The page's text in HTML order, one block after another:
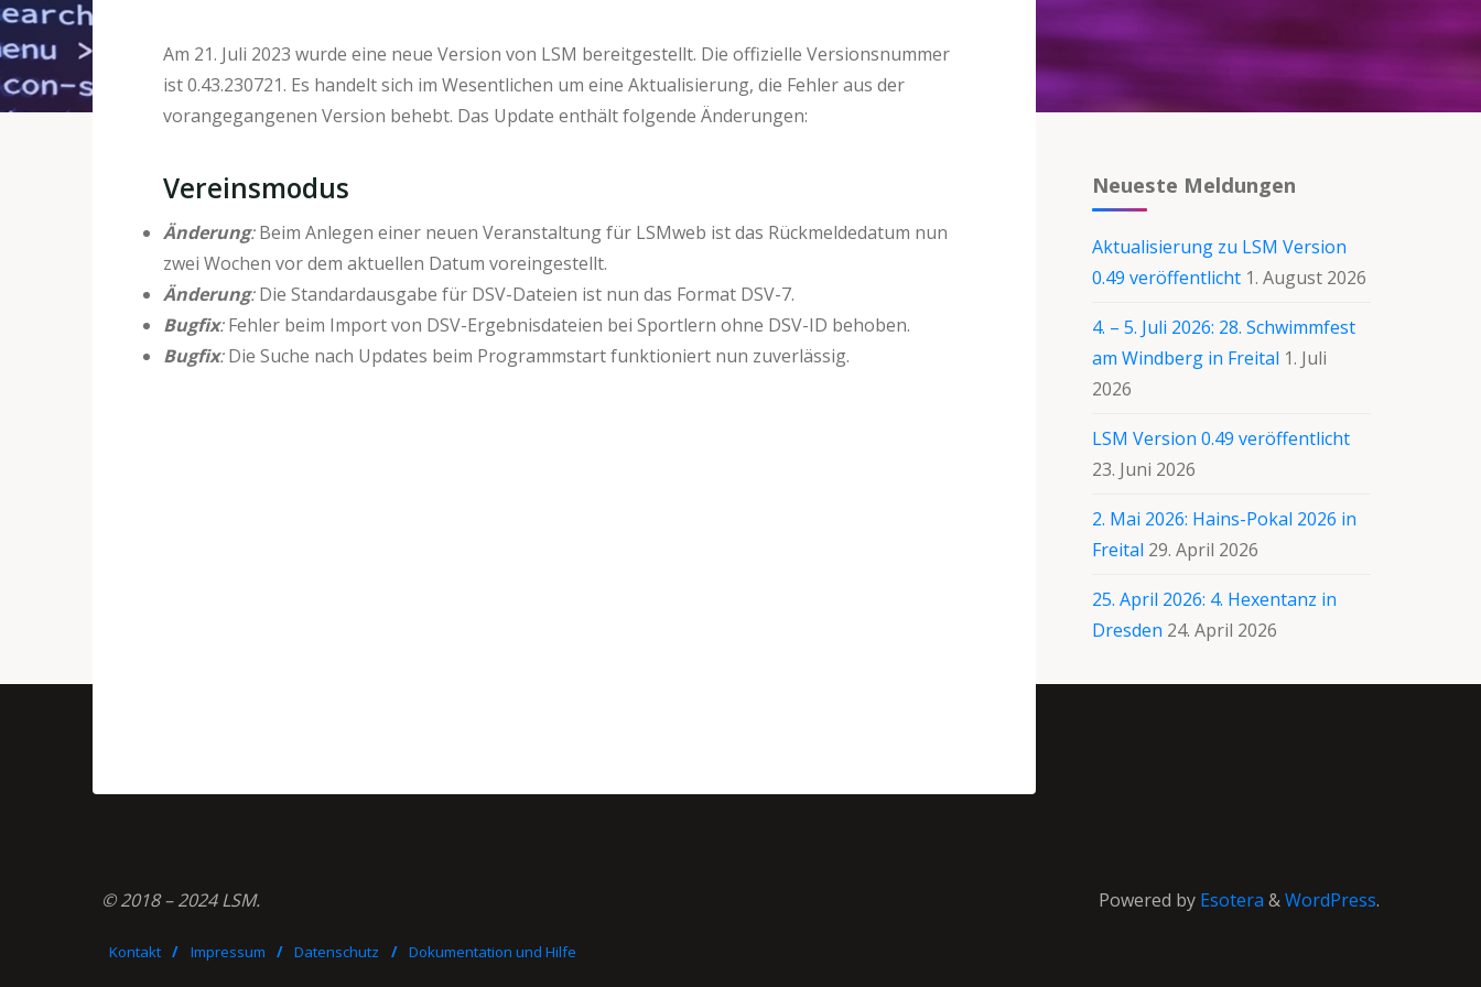
Am 21. Juli 2023 wurde eine neue Version von LSM bereitgestellt. Die offizielle Versionsnummer
ist 0.43.230721. Es handelt sich im Wesentlichen um eine Aktualisierung, die Fehler aus der
vorangegangenen Version behebt. Das Update enthält folgende Änderungen:
Vereinsmodus
Änderung:Beim Anlegen einer neuen Veranstaltung für LSMweb ist das Rückmeldedatum nun
zwei Wochen vor dem aktuellen Datum voreingestellt.
Änderung:Die Standardausgabe für DSV-Dateien ist nun das Format DSV-7.
Bugfix:Fehler beim Import von DSV-Ergebnisdateien bei Sportlern ohne DSV-ID behoben.
Bugfix:Die Suche nach Updates beim Programmstart funktioniert nun zuverlässig.
Neueste Meldungen
Aktualisierung zu LSM Version
0.49 veröffentlicht 1. August 2026
4. – 5. Juli 2026: 28. Schwimmfest
am Windberg in Freital 1. Juli
2026
LSM Version 0.49 veröffentlicht
23. Juni 2026
2. Mai 2026: Hains-Pokal 2026 in
Freital 29. April 2026
25. April 2026: 4. Hexentanz in
Dresden 24. April 2026
Powered by Esotera &WordPress.
© 2018 – 2024 LSM.
Kontakt / Impressum / Datenschutz / Dokumentation und Hilfe